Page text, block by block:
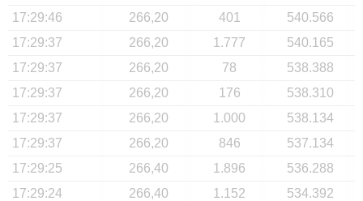
17:29:46
266,20 401
540.566
17:29:37
266,20 1.777
540.165
17:29:37
266,20 78
538.388
17:29:37
266,20 176
538.310
17:29:37
266,20 1.000
538.134
17:29:37
266,20 846
537.134
17:29:25
266,40 1.896
536.288
17:29:24
266,40 1.152
534.392